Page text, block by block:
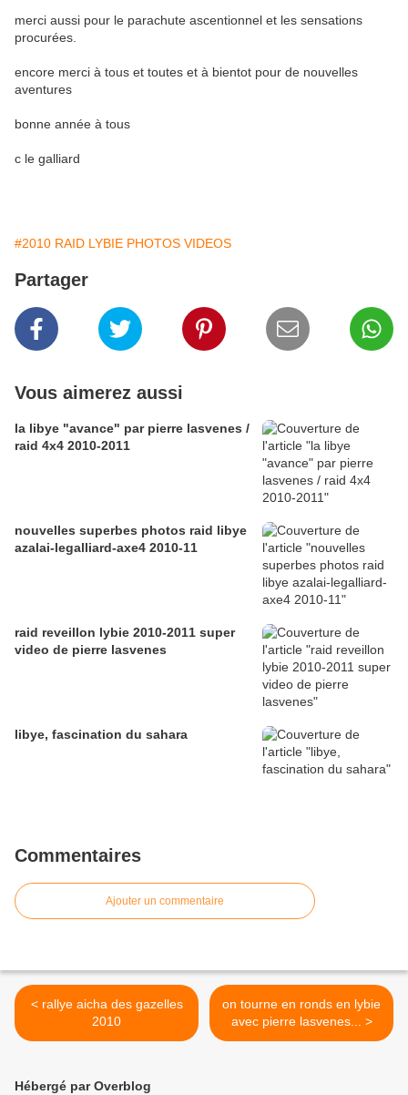
merci aussi pour le parachute ascentionnel et les sensations
procurées.
encore merci à tous et toutes et à bientot pour de nouvelles
aventures
bonne année à tous
c le galliard
#2010 RAID LYBIE PHOTOS VIDEOS
Partager
Vous aimerez aussi
la libye "avance" par pierre lasvenes /
raid 4x4 2010-2011
nouvelles superbes photos raid libye
azalai-legalliard-axe4 2010-11
raid reveillon lybie 2010-2011 super
video de pierre lasvenes
libye, fascination du sahara
Commentaires
Ajouter un commentaire
< rallye aicha des gazelles
2010
on tourne en ronds en lybie
avec pierre lasvenes... >
Hébergé par Overblog